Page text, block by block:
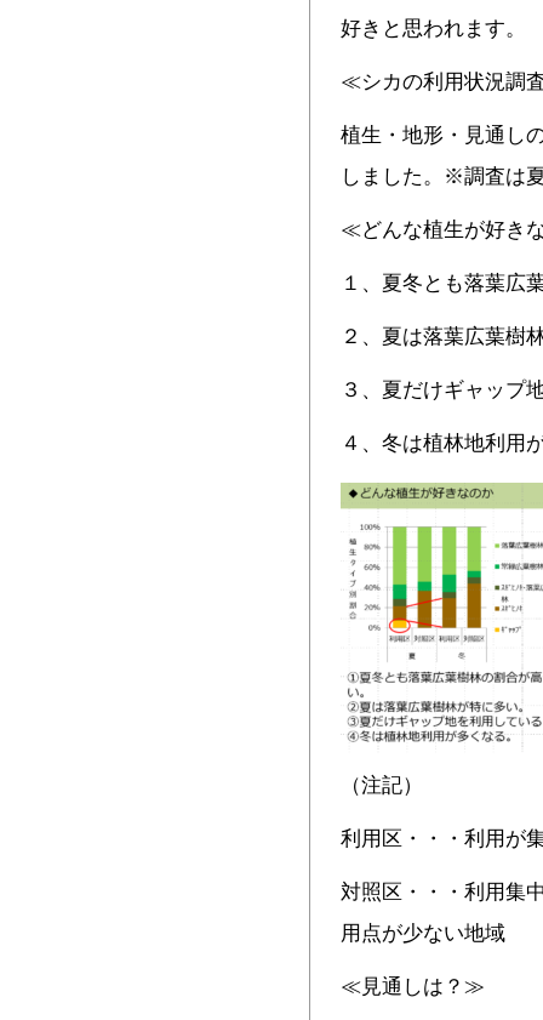
好きと思われます。
≪シカの利用状況調
植生・地形・見通し
しました。※調査は
≪どんな植生が好き
１、夏冬とも落葉広
２、夏は落葉広葉樹
３、夏だけギャップ
４、冬は植林地利用
（注記）
利用区・・・利用が
対照区・・・利用集
用点が少ない地域
≪見通しは？≫